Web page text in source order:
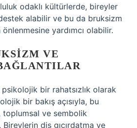
odaklı kültürlerde, bireyler
alabilir ve bu da bruksizm
önlenmesine yardımcı olabilir.
VE
psikolojik bir rahatsızlık olarak
bir bakış açısıyla, bu
toplumsal ve sembolik
Bireylerin diş gıcırdatma ve